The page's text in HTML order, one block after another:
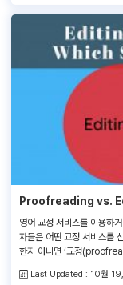
Proofreading vs.
영어 교정 서비스를 이용하
자들은 어떤 교정 서비스를
한지 아니면 ‘교정
토 과정의 일부분이지만 둘
Last Updated : 10월